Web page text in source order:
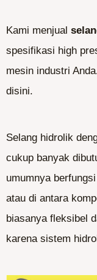
Kami menjual
spesifikasi high
mesin industri
disini.
Selang hidrolik
cukup banyak
umumnya
atau di antara
biasanya fleksibel
karena sistem